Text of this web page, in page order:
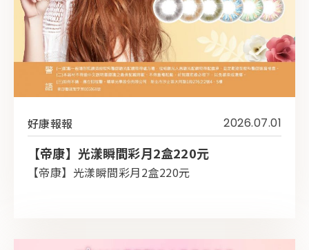
好康報報 2026.07.01
【帝康】光漾瞬間彩月2盒220元
【帝康】光漾瞬間彩月2盒220元